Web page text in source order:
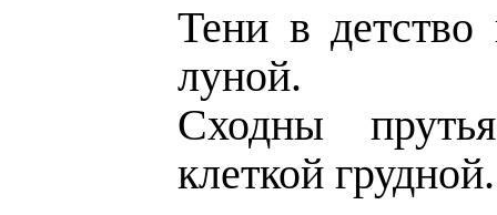
Тени в
луной.
Сходны
клеткой грудной.